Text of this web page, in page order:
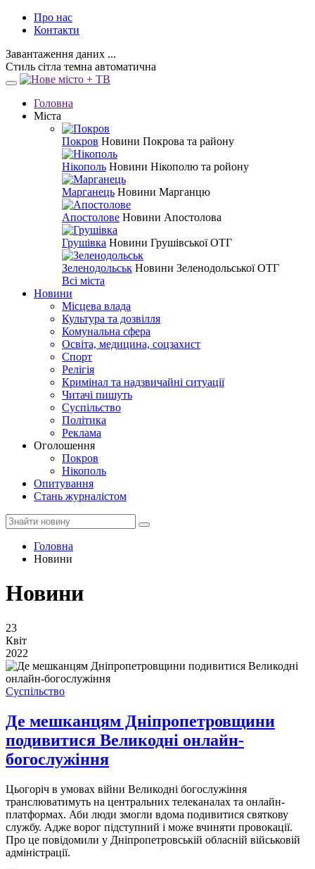
Про нас
Контакти
Завантаження даних ...
Стиль сітла темна автоматична
Головна
Міста
Покров Новини Покрова та району
Нікополь Новини Нікополю та ройону
Марганець Новини Марганцю
Апостолове Новини Апостолова
Грушівка Новини Грушівської ОТГ
Зеленодольськ Новини Зеленодольської ОТГ
Всі міста
Новини
Місцева влада
Культура та дозвілля
Комунальна сфера
Освіта, медицина, соцзахист
Спорт
Релігія
Кримінал та надзвичайні ситуації
Читачі пишуть
Суспільство
Політика
Реклама
Оголошення
Покров
Нікополь
Опитування
Стань журналістом
Головна
Новини
Новини
23
Квіт
2022
Суспільство
Де мешканцям Дніпропетровщини
подивитися Великодні онлайн-
богослужіння
Цьогоріч в умовах війни Великодні богослужіння
транслюватимуть на центральних телеканалах та онлайн-
платформах. Аби люди змогли вдома подивитися святкову
службу. Адже ворог підступний і може вчиняти провокації.
Про це повідомили у Дніпропетровській обласній військовій
адміністрації.